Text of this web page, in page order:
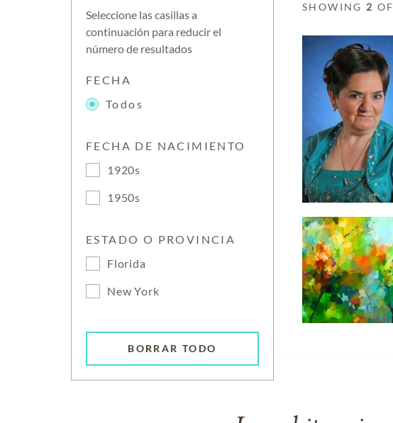
Seleccione las casillas a
continuación para reducir el
número de resultados
FECHA
Todos
FECHA DE NACIMIENTO
1920s
1950s
ESTADO O PROVINCIA
Florida
New York
BORRAR TODO
SHOWING 2